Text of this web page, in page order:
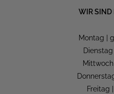
WIR SIND
Montag |
Freitag